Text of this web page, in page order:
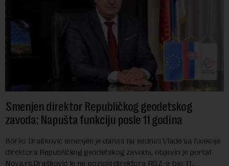
Smenjen direktor Republičkog geodetskog
zavoda: Napušta funkciju posle 11 godina
Borko Drašković smenjen je danas na sednici Vlade sa funkcije
direktora Republičkog geodetskog zavoda, objavio je portal
Nova.rs.Drašković je na poziciji direktora RGZ-a bio 11